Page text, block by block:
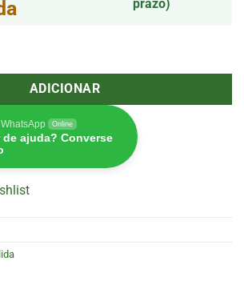
prazo)
200g (Lurpe)
ADICIONAR
Online
de ajuda? Converse